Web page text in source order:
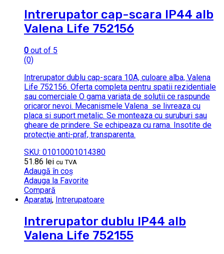
Intrerupator cap-scara IP44 alb
Valena Life 752156
0 out of 5
(0)
Intrerupator dublu cap-scara 10A, culoare alba, Valena
Life 752156. Oferta completa pentru spatii rezidentiale
sau comerciale O gama variata de solutii ce raspunde
oricaror nevoi. Mecanismele Valena se livreaza cu
placa si suport metalic. Se monteaza cu suruburi sau
gheare de prindere. Se echipeaza cu rama. Insotite de
protecţie anti-praf, transparenta.
SKU: 01010001014380
51.86 lei cu TVA
Adaugă în coș
Adauga la Favorite
Compară
Aparataj, Intrerupatoare
Intrerupator dublu IP44 alb
Valena Life 752155